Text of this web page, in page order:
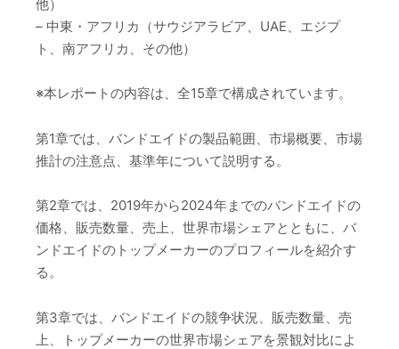
他）
– 中東・アフリカ（サウジアラビア、UAE、エジプ
ト、南アフリカ、その他）
※本レポートの内容は、全15章で構成されています。
第1章では、バンドエイドの製品範囲、市場概要、市場
推計の注意点、基準年について説明する。
第2章では、2019年から2024年までのバンドエイドの
価格、販売数量、売上、世界市場シェアとともに、バ
ンドエイドのトップメーカーのプロフィールを紹介す
る。
第3章では、バンドエイドの競争状況、販売数量、売
上、トップメーカーの世界市場シェアを景観対比によ